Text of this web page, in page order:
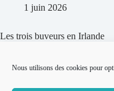
Nous utilisons des cookies pour
1 juin 2026
Les trois buveurs en Irlande